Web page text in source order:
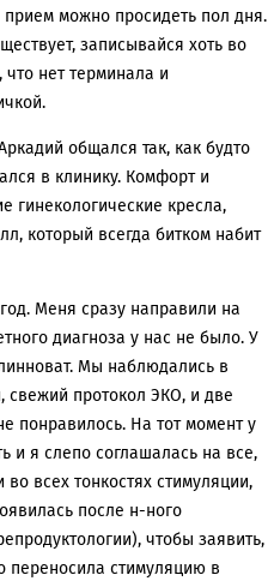
можно просидеть пол дня.
записывайся хоть во
нет терминала и
общался так, как будто
в клинику. Комфорт и
гинекологические кресла,
который всегда битком набит
Меня сразу направили на
диагноза у нас не было. У
Мы наблюдались в
свежий протокол ЭКО, и две
понравилось. На тот момент у
и я слепо соглашалась на все,
всех тонкостях стимуляции,
после н-ного
чтобы заявить,
переносила стимуляцию в